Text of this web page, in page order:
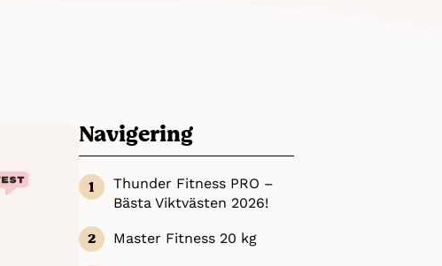
Navigering
Thunder Fitness PRO –
Bästa Viktvästen 2026!
Master Fitness 20 kg